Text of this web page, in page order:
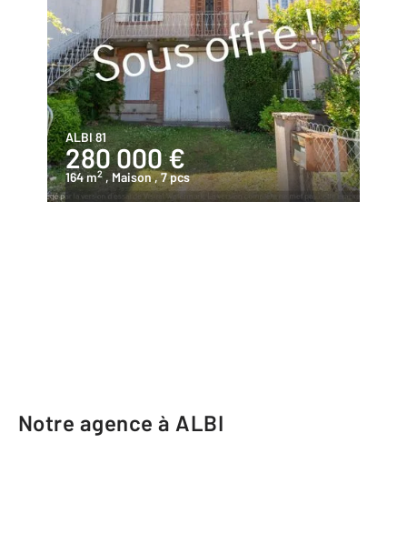
ALBI 81
280 000 €
164 m2 , Maison, 7 pcs
Notre agence à ALBI